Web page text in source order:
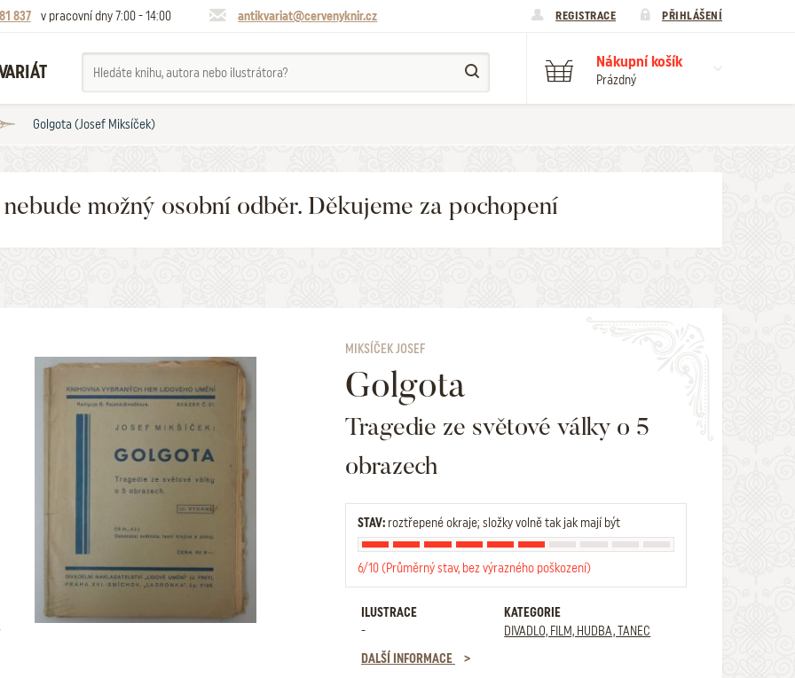
837 v pracovní dny 7:00 - 14:00 antikvariat@cervenyknir.cz REGISTRACE PŘIHLÁŠENÍ
Nákupní košík
Prázdný
Golgota (Josef Miksíček)
možný osobní odběr. Děkujeme za pochopení
MIKSÍČEK JOSEF
Golgota
Tragedie ze světové války o 5
obrazech
STAV: roztřepené okraje; složky volně tak jak mají být
6/10 (Průměrný stav, bez výrazného poškození)
ILUSTRACE
-
KATEGORIE
DIVADLO, FILM, HUDBA, TANEC
DALŠÍ INFORMACE